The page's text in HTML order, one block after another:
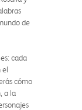
de
cada
el
cómo
a la